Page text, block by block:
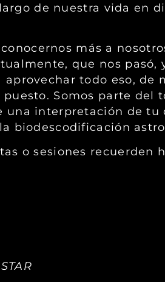
de nuestra vida en
más a
que nos
todo eso, de
Somos parte del
una interpretación de tu
biodescodificación
o sesiones